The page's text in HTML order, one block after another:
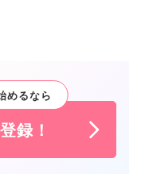
めるなら
録！